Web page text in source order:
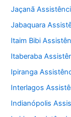
Jaçanã
Jabaquara
Itaim Bibi
Itaberaba
Ipiranga
Interlagos
Indianópolis